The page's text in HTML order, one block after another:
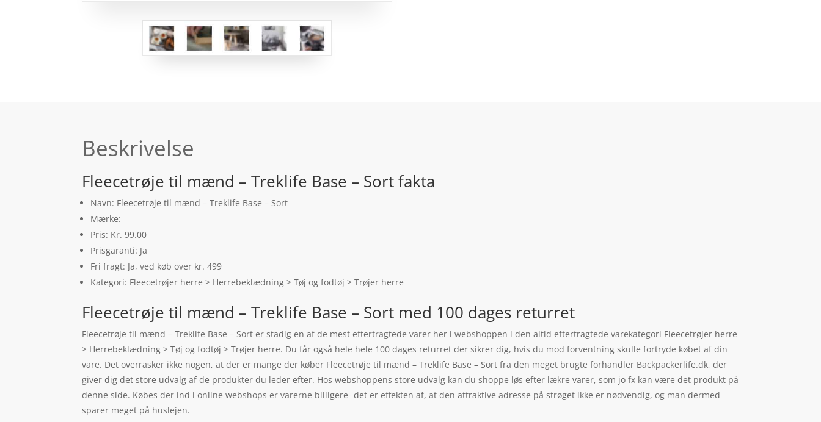
Beskrivelse
Fleecetrøje til mænd – Treklife Base – Sort fakta
Navn: Fleecetrøje til mænd – Treklife Base – Sort
Mærke:
Pris: Kr. 99.00
Prisgaranti: Ja
Fri fragt: Ja, ved køb over kr. 499
Kategori: Fleecetrøjer herre > Herrebeklædning > Tøj og fodtøj > Trøjer herre
Fleecetrøje til mænd – Treklife Base – Sort med 100 dages returret
Fleecetrøje til mænd – Treklife Base – Sort er stadig en af de mest eftertragtede varer her i webshoppen i den altid eftertragtede varekategori Fleecetrøjer herre
> Herrebeklædning > Tøj og fodtøj > Trøjer herre. Du får også hele hele 100 dages returret der sikrer dig, hvis du mod forventning skulle fortryde købet af din
vare. Det overrasker ikke nogen, at der er mange der køber Fleecetrøje til mænd – Treklife Base – Sort fra den meget brugte forhandler Backpackerlife.dk, der
giver dig det store udvalg af de produkter du leder efter. Hos webshoppens store udvalg kan du shoppe løs efter lækre varer, som jo fx kan være det produkt på
denne side. Købes der ind i online webshops er varerne billigere- det er effekten af, at den attraktive adresse på strøget ikke er nødvendig, og man dermed
sparer meget på huslejen.